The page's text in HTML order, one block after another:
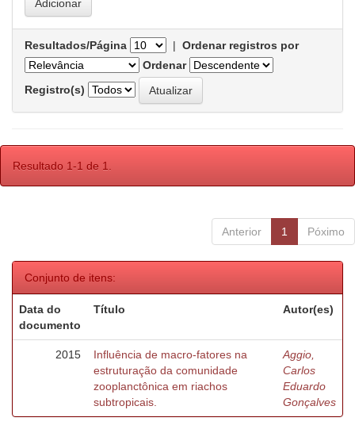
Resultados/Página | Ordenar registros por
Ordenar
Registro(s)
Resultado 1-1 de 1.
Anterior 1 Póximo
Conjunto de itens:
Data do
documento
Título Autor(es)
2015
Influência de macro-fatores na
estruturação da comunidade
zooplanctônica em riachos
subtropicais.
Aggio,
Carlos
Eduardo
Gonçalves